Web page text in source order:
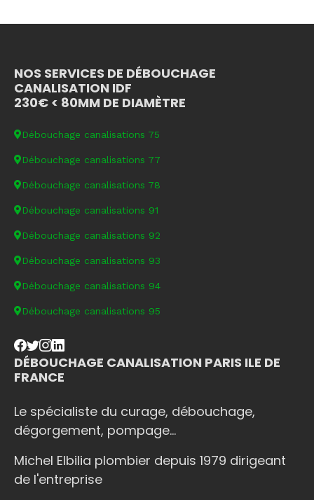
NOS SERVICES DE DÉBOUCHAGE
CANALISATION IDF
230€ < 80MM DE DIAMÈTRE
Débouchage canalisations 75
Débouchage canalisations 77
Débouchage canalisations 78
Débouchage canalisations 91
Débouchage canalisations 92
Débouchage canalisations 93
Débouchage canalisations 94
Débouchage canalisations 95
DÉBOUCHAGE CANALISATION PARIS ILE DE
FRANCE
Le spécialiste du curage, débouchage,
dégorgement, pompage...
Michel Elbilia plombier depuis 1979 dirigeant
de l'entreprise